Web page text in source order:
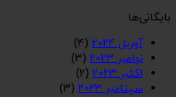
بایگانی‌ها
آوریل 2024
(4)
نوامبر 2023
(3)
اکتبر 2023
(2)
سپتامبر 2023
(3)